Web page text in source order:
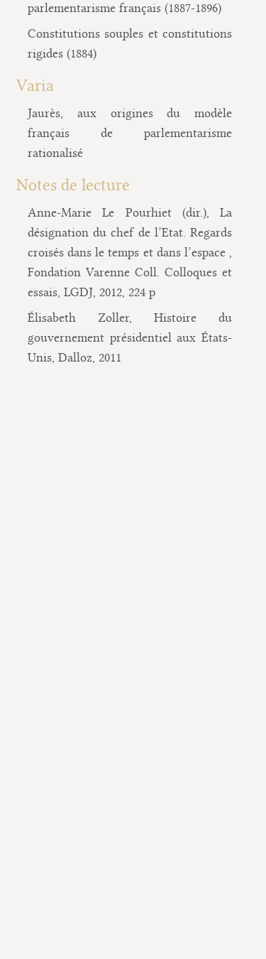
parlementarisme français (1887-1896)
Constitutions souples et constitutions
rigides (1884)
Varia
Jaurès, aux origines du modèle
français de parlementarisme
rationalisé
Notes de lecture
Anne-Marie Le Pourhiet (dir.), La
désignation du chef de l’Etat. Regards
croisés dans le temps et dans l’espace ,
Fondation Varenne Coll. Colloques et
essais, LGDJ, 2012, 224 p
Élisabeth Zoller, Histoire du
gouvernement présidentiel aux États-
Unis, Dalloz, 2011